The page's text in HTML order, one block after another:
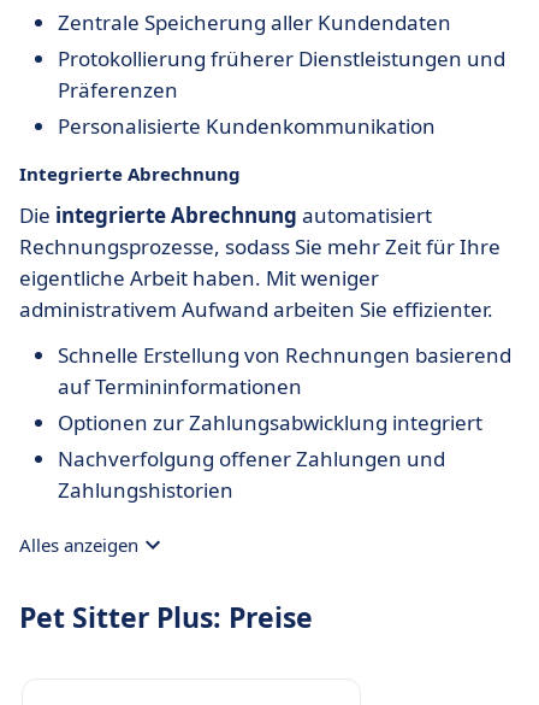
Zentrale Speicherung aller Kundendaten
Protokollierung früherer Dienstleistungen und
Präferenzen
Personalisierte Kundenkommunikation
Integrierte Abrechnung
Die integrierte Abrechnung automatisiert
Rechnungsprozesse, sodass Sie mehr Zeit für Ihre
eigentliche Arbeit haben. Mit weniger
administrativem Aufwand arbeiten Sie effizienter.
Schnelle Erstellung von Rechnungen basierend
auf Termininformationen
Optionen zur Zahlungsabwicklung integriert
Nachverfolgung offener Zahlungen und
Zahlungshistorien
Alles anzeigen
Pet Sitter Plus: Preise